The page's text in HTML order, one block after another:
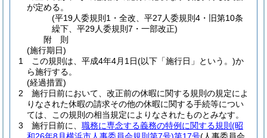
が定める。
(平19人委規則1・全改、平27人委規則4・旧第10条
繰下、平29人委規則7・一部改正)
附 則
(施行期日)
1
この規則は、平成4年4月1日(以下「施行日」という。)か
ら施行する。
(経過措置)
2
施行日前において、改正前の休暇に関する規則の規定によ
りなされた休暇の請求その他の休暇に関する手続等につい
ては、この規則の相当規定によりなされたものとみなす。
3
施行日前に、 職務に専念する義務の特例に関する規則 (昭
和26年8月横浜市人事委員会規則第7号)第17号(人事委員会